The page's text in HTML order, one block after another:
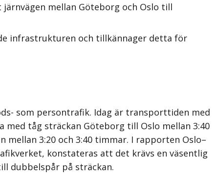
mellan Göteborg och Oslo till
infrastrukturen och tillkännager detta för
som persontrafik. Idag är transporttiden med
tåg sträckan Göteborg till Oslo mellan 3:40
3:20 och 3:40 timmar. I rapporten Oslo–
konstateras att det krävs en väsentlig
dubbelspår på sträckan.